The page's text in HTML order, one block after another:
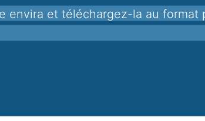
envira et téléchargez-la au